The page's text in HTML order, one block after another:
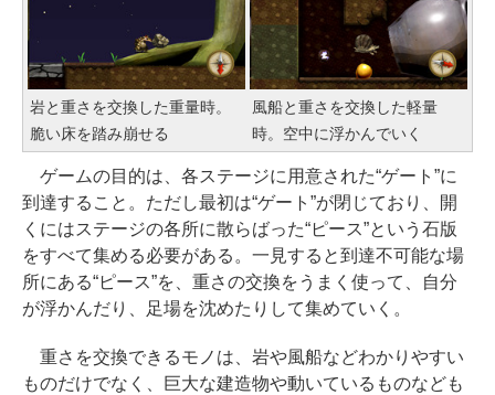
岩と重さを交換した重量時。
脆い床を踏み崩せる
風船と重さを交換した軽量
時。空中に浮かんでいく
ゲームの目的は、各ステージに用意された“ゲート”に
到達すること。ただし最初は“ゲート”が閉じており、開
くにはステージの各所に散らばった“ピース”という石版
をすべて集める必要がある。一見すると到達不可能な場
所にある“ピース”を、重さの交換をうまく使って、自分
が浮かんだり、足場を沈めたりして集めていく。
重さを交換できるモノは、岩や風船などわかりやすい
ものだけでなく、巨大な建造物や動いているものなども